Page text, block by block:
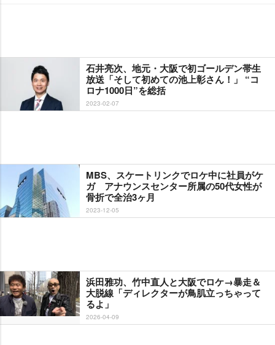
石井亮次、地元・大阪で初ゴールデン帯生
放送「そして初めての池上彰さん！」 “コ
ロナ1000日”を総括
2023-02-07
MBS、スケートリンクでロケ中に社員がケ
ガ アナウンスセンター所属の50代女性が
骨折で全治3ヶ月
2023-12-05
浜田雅功、竹中直人と大阪でロケ→暴走＆
大脱線「ディレクターが鳥肌立っちゃって
るよ」
2026-04-09